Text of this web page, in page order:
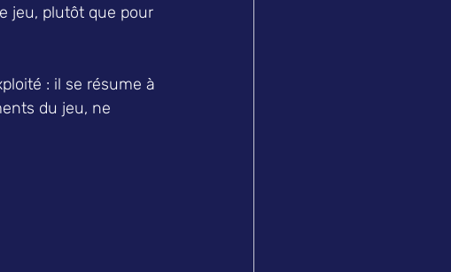
jeu, plutôt que pour
: il se résume à
du jeu, ne